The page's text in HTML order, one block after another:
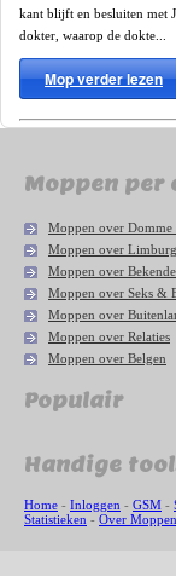
kant blijft en besluiten met
dokter, waarop de dokte...
Mop verder lezen
Moppen per
Moppen over Domme
Moppen over
Moppen over Bekende
Moppen over Seks &
Moppen over
Moppen over Relaties
Moppen over Belgen
Populair
Handige
Home - Inloggen - GSM -
Statistieken - Over